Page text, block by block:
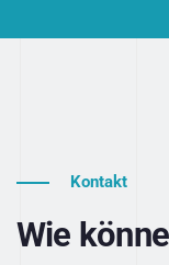
Kontakt
Wie